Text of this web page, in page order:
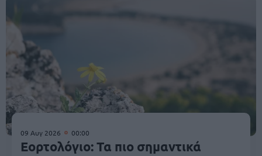
09 Αυγ 2026 00:00
Εορτολόγιο: Τα πιο σημαντικά